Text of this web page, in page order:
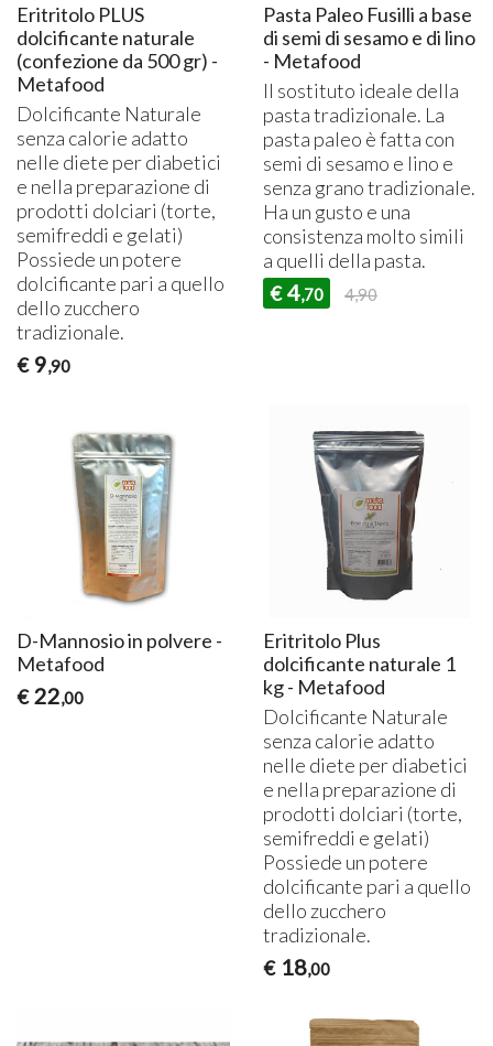
Eritritolo PLUS
dolcificante naturale
(confezione da 500 gr) -
Metafood
Dolcificante Naturale
senza calorie adatto
nelle diete per diabetici
e nella preparazione di
prodotti dolciari (torte,
semifreddi e gelati)
Possiede un potere
dolcificante pari a quello
dello zucchero
tradizionale.
€ 9,90
Pasta Paleo Fusilli a base
di semi di sesamo e di lino
- Metafood
Il sostituto ideale della
pasta tradizionale. La
pasta paleo è fatta con
semi di sesamo e lino e
senza grano tradizionale.
Ha un gusto e una
consistenza molto simili
a quelli della pasta.
€ 4,70 4,90
D-Mannosio in polvere -
Metafood
€ 22,00
Eritritolo Plus
dolcificante naturale 1
kg - Metafood
Dolcificante Naturale
senza calorie adatto
nelle diete per diabetici
e nella preparazione di
prodotti dolciari (torte,
semifreddi e gelati)
Possiede un potere
dolcificante pari a quello
dello zucchero
tradizionale.
€ 18,00